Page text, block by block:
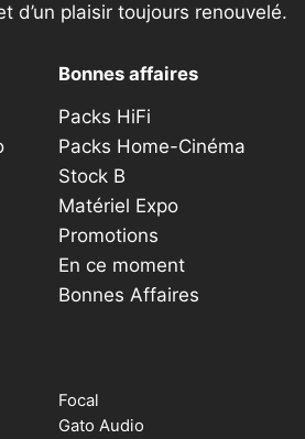
d’un plaisir toujours renouvelé.
Bonnes affaires
Packs HiFi
Packs Home-Cinéma
Stock B
Matériel Expo
Promotions
En ce moment
Bonnes Affaires
Focal
Gato Audio